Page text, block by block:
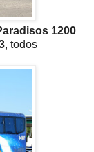
1200
, todos